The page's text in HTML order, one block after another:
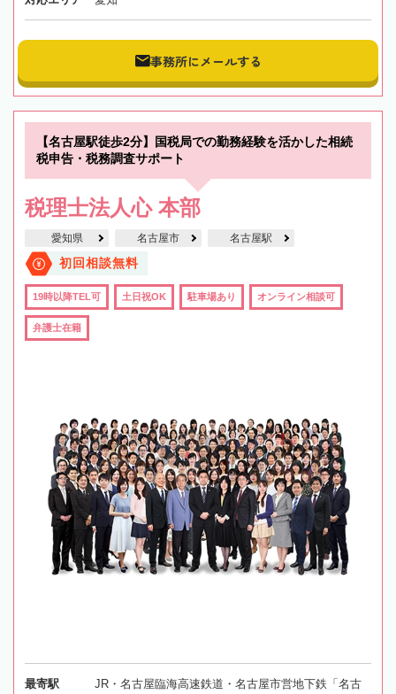
事務所にメールする
【名古屋駅徒歩2分】国税局での勤務経験を活かした相続
税申告・税務調査サポート
税理士法人心 本部
愛知県 名古屋市 名古屋駅
初回相談無料
19時以降TEL可 土日祝OK 駐車場あり オンライン相談可
弁護士在籍
最寄駅
JR・名古屋臨海高速鉄道・名古屋市営地下鉄「名古